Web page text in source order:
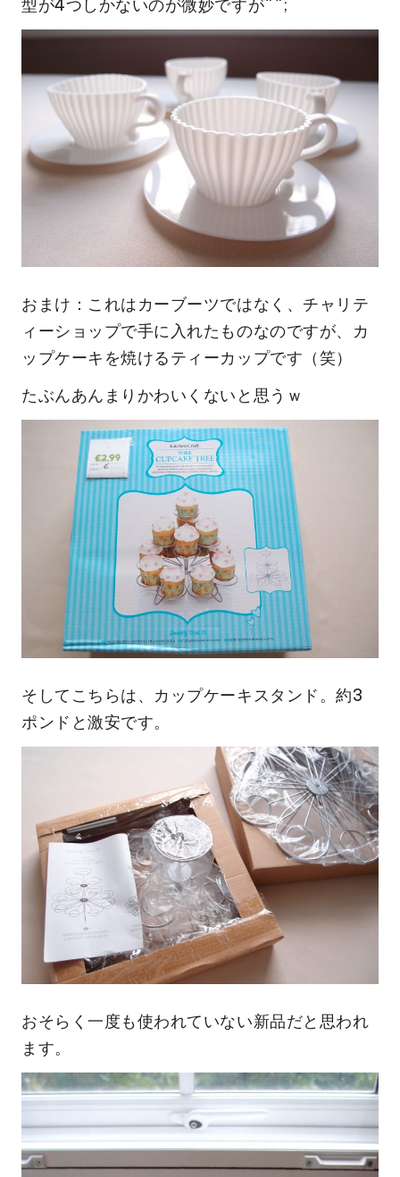
型が4つしかないのが微妙ですが^^;
おまけ：これはカーブーツではなく、チャリテ
ィーショップで手に入れたものなのですが、カ
ップケーキを焼けるティーカップです（笑）
たぶんあんまりかわいくないと思うｗ
そしてこちらは、カップケーキスタンド。約3
ポンドと激安です。
おそらく一度も使われていない新品だと思われ
ます。